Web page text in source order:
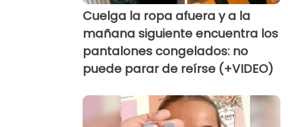
Cuelga la ropa afuera y a la
mañana siguiente encuentra los
pantalones congelados: no
puede parar de reírse (+VIDEO)